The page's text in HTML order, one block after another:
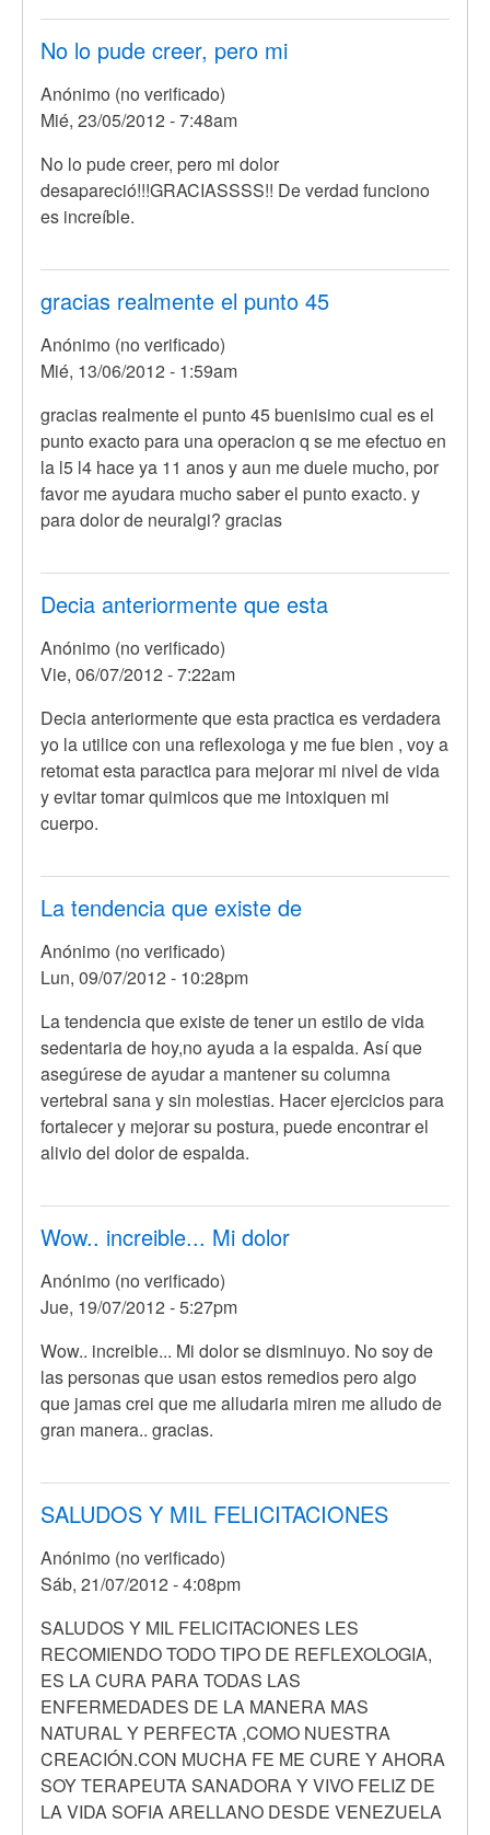
si
será
de
por
(no
verificado)
No lo pude creer, pero mi
Anónimo (no verificado)
Mié, 23/05/2012 - 7:48am
No lo pude creer, pero mi dolor
desapareció!!!GRACIASSSS!! De verdad funciono
es increíble.
gracias realmente el punto 45
Anónimo (no verificado)
Mié, 13/06/2012 - 1:59am
gracias realmente el punto 45 buenisimo cual es el
punto exacto para una operacion q se me efectuo en
la l5 l4 hace ya 11 anos y aun me duele mucho, por
favor me ayudara mucho saber el punto exacto. y
para dolor de neuralgi? gracias
Decia anteriormente que esta
Anónimo (no verificado)
Vie, 06/07/2012 - 7:22am
Decia anteriormente que esta practica es verdadera
yo la utilice con una reflexologa y me fue bien , voy a
retomat esta paractica para mejorar mi nivel de vida
y evitar tomar quimicos que me intoxiquen mi
cuerpo.
La tendencia que existe de
Anónimo (no verificado)
Lun, 09/07/2012 - 10:28pm
La tendencia que existe de tener un estilo de vida
sedentaria de hoy,no ayuda a la espalda. Así que
asegúrese de ayudar a mantener su columna
vertebral sana y sin molestias. Hacer ejercicios para
fortalecer y mejorar su postura, puede encontrar el
alivio del dolor de espalda.
Wow.. increible... Mi dolor
Anónimo (no verificado)
Jue, 19/07/2012 - 5:27pm
Wow.. increible... Mi dolor se disminuyo. No soy de
las personas que usan estos remedios pero algo
que jamas crei que me alludaria miren me alludo de
gran manera.. gracias.
SALUDOS Y MIL FELICITACIONES
Anónimo (no verificado)
Sáb, 21/07/2012 - 4:08pm
SALUDOS Y MIL FELICITACIONES LES
RECOMIENDO TODO TIPO DE REFLEXOLOGIA,
ES LA CURA PARA TODAS LAS
ENFERMEDADES DE LA MANERA MAS
NATURAL Y PERFECTA ,COMO NUESTRA
CREACIÓN.CON MUCHA FE ME CURE Y AHORA
SOY TERAPEUTA SANADORA Y VIVO FELIZ DE
LA VIDA SOFIA ARELLANO DESDE VENEZUELA